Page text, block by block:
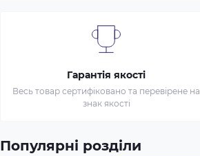
Гарантія якості
Весь товар сертифіковано та перевірене на
знак якості
Популярні розділи